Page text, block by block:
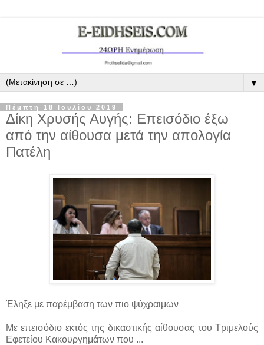
▼
Πέμπτη 18 Ιουλίου 2019
Δίκη Χρυσής Αυγής: Επεισόδιο έξω
από την αίθουσα μετά την απολογία
Πατέλη
Έληξε με παρέμβαση των πιο ψύχραιμων
Με επεισόδιο εκτός της δικαστικής αίθουσας του Τριμελούς
Εφετείου Κακουργημάτων που ...